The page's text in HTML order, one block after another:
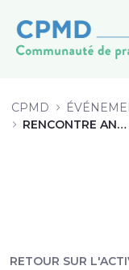
CPMD
RENCONTRE ANNUELLE 2022
RETOUR SUR